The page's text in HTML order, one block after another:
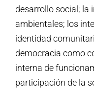
desarrollo social; la
ambientales; los
identidad
democracia como
interna de
participación de la